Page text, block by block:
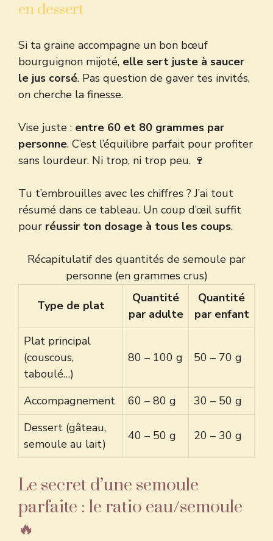
en dessert
Si ta graine accompagne un bon bœuf
bourguignon mijoté, elle sert juste à saucer
le jus corsé. Pas question de gaver tes invités,
on cherche la finesse.
Vise juste : entre 60 et 80 grammes par
personne. C’est l’équilibre parfait pour profiter
sans lourdeur. Ni trop, ni trop peu. 🍷
Tu t’embrouilles avec les chiffres ? J’ai tout
résumé dans ce tableau. Un coup d’œil suffit
pour réussir ton dosage à tous les coups.
Récapitulatif des quantités de semoule par
personne (en grammes crus)
Type de plat
Quantité
par adulte
Quantité
par enfant
Plat principal
(couscous,
taboulé…)
80 – 100 g 50 – 70 g
Accompagnement 60 – 80 g
30 – 50 g
Dessert (gâteau,
semoule au lait)
40 – 50 g 20 – 30 g
Le secret d’une semoule
parfaite : le ratio eau/semoule
🔥